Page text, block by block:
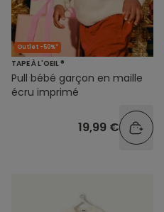
Outlet -50%*
TAPE À L'OEIL ®
Pull bébé garçon en maille
écru imprimé
19,99 €